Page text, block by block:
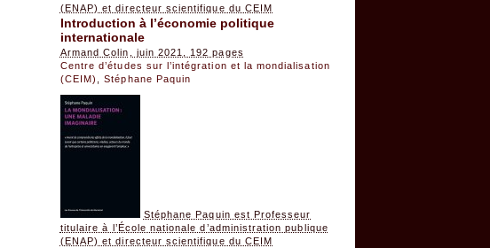
(ENAP) et directeur scientifique du CEIM
Introduction à l’économie politique
internationale
Armand Colin, juin 2021, 192 pages
Centre d’études sur l’intégration et la mondialisation
(CEIM)
,Stéphane Paquin
Stéphane Paquin est Professeur
titulaire à l’École nationale d’administration publique
(ENAP) et directeur scientifique du CEIM